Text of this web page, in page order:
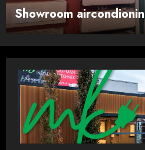
6
Mitsubishi
Mitsubishi
Showroom